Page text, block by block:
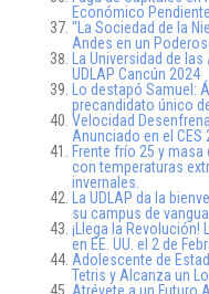
Económico Pendiente
“La Sociedad de la
Andes en un
La Universidad de
UDLAP Cancún 2024
Lo destapó Samuel:
precandidato único
Velocidad
Anunciado en el CES
Frente frío 25 y
con temperaturas
invernales.
La UDLAP da la
su campus de
¡Llega la Revolución!
en EE. UU. el 2 de
Adolescente de
Tetris y Alcanza un